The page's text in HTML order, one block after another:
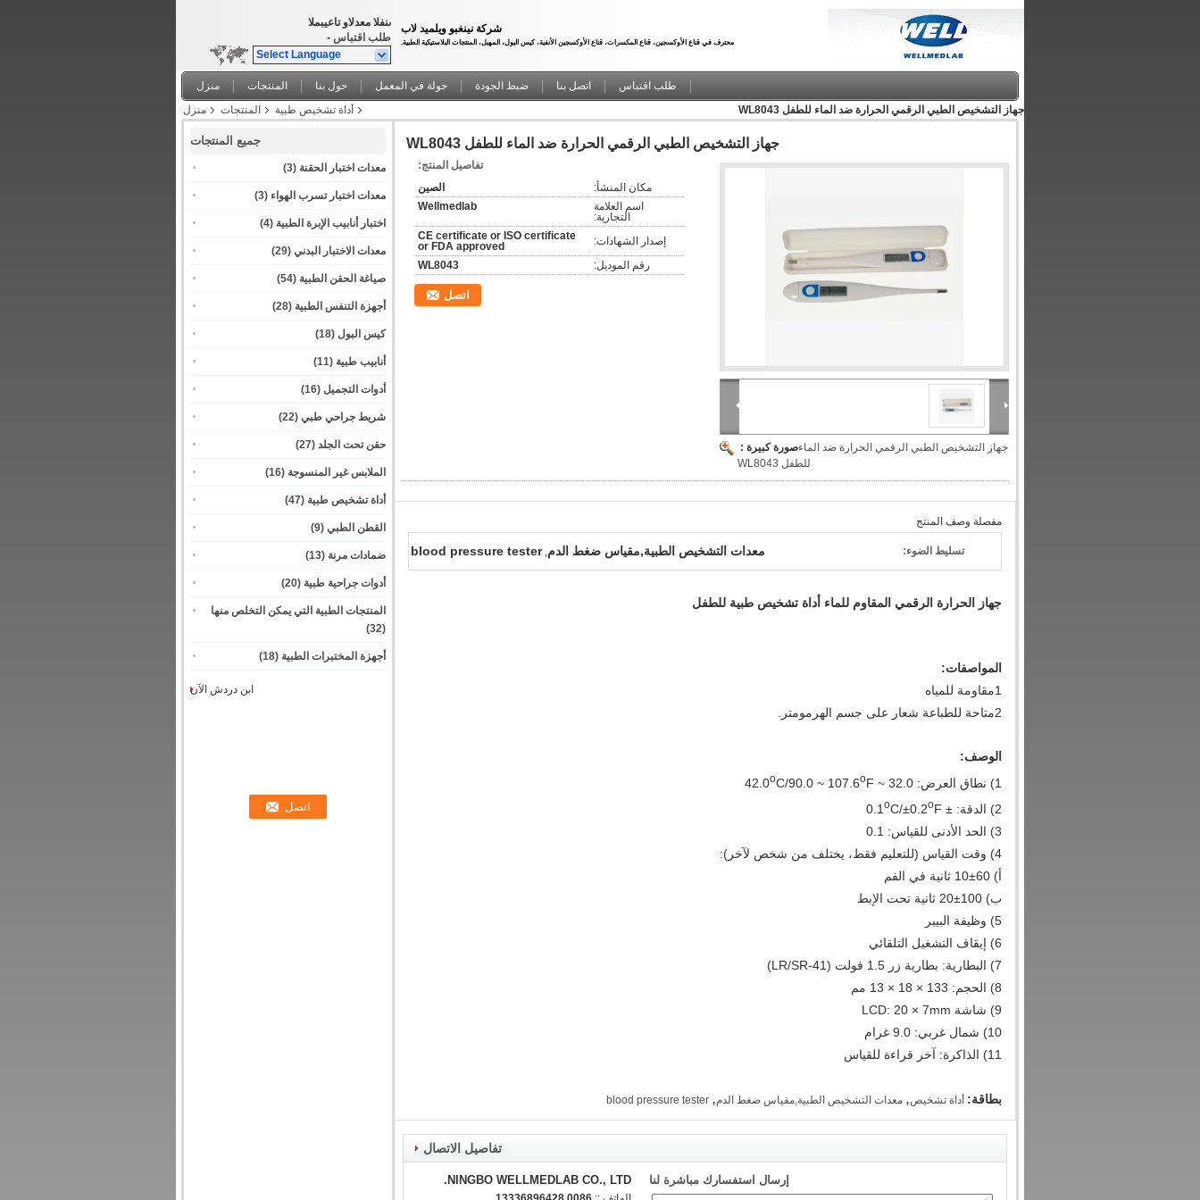
شركة نينغبو ويلميد لاب
محترف في قناع الأوكسجين، قناع المكسرات، قناع الأوكسجين الأنفية، كيس البول، المهبل، المنتجات البلاستيكية الطبية.
المبيعات والدعم الفنى
طلب اقتباس -
Select Language
منزل المنتجات حول بنا جولة في المعمل ضبط الجودة اتصل بنا
طلب اقتباس
منزل
المنتجات أداة تشخيص طبية جهاز التشخيص الطبي الرقمي الحرارة ضد الماء للطفل WL8043
جميع المنتجات
معدات اختبار الحقنة (3)
معدات اختبار تسرب الهواء (3)
اختبار أنابيب الإبرة الطبية (4)
معدات الاختبار البدني (29)
صياغة الحقن الطبية (54)
أجهزة التنفس الطبية (28)
كيس البول (18)
أنابيب طبية (11)
أدوات التجميل (16)
شريط جراحي طبي (22)
حقن تحت الجلد (27)
الملابس غير المنسوجة (16)
أداة تشخيص طبية (47)
القطن الطبي (9)
ضمادات مرنة (13)
أدوات جراحية طبية (20)
المنتجات الطبية التي يمكن التخلص منها
(32)
أجهزة المختبرات الطبية (18)
ابن دردش الآن
جهاز التشخيص الطبي الرقمي الحرارة ضد الماء للطفل WL8043
صورة كبيرة :جهاز التشخيص الطبي الرقمي الحرارة ضد الماء
للطفل WL8043
تفاصيل المنتج:
مكان المنشأ:
الصين
اسم العلامة
التجارية:
Wellmedlab
إصدار الشهادات:
CE certificate or ISO certificate
or FDA approved
رقم الموديل:
WL8043
اتصل
مفصلة وصف المنتج
تسليط الضوء: معدات التشخيص الطبية,مقياس ضغط الدم,
blood pressure tester
جهاز الحرارة الرقمي المقاوم للماء أداة تشخيص طبية للطفل
المواصفات:
1مقاومة للمياه
2متاحة للطباعة شعار على جسم الهرمومتر.
الوصف:
1) نطاق العرض: 32.0 ~ 42.0
oC/90.0 ~ 107.6oF
2) الدقة: ± 0.1
oC/±0.2oF
3) الحد الأدنى للقياس: 0.1
4) وقت القياس (للتعليم فقط، يختلف من شخص لآخر):
أ) 60±10 ثانية في الفم
ب) 100±20 ثانية تحت الإبط
5) وظيفة البيبر
6) إيقاف التشغيل التلقائي
7) البطارية: بطارية زر 1.5 فولت (LR/SR-41)
8) الحجم: 133 × 18 × 13 مم
9) شاشة LCD: 20 × 7mm
10) شمال غربي: 9.0 غرام
11) الذاكرة: آخر قراءة للقياس
بطاقة: أداة تشخيص, معدات التشخيص الطبية,مقياس ضغط الدم,
blood pressure tester
تفاصيل الاتصال
NINGBO WELLMEDLAB CO., LTD. إرسال استفسارك مباشرة لنا